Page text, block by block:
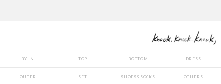
BY IN TOP BOTTOM DRESS
OUTER SET SHOES&SOCKS OTHERS